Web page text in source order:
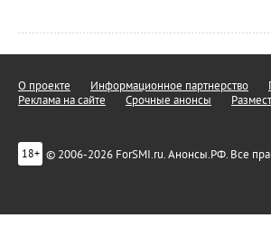
О проекте Информационное партнерство
Реклама на сайте
Срочные анонсы
18+ © 2006-2026 ForSMI.ru. Анонсы.РФ. Все